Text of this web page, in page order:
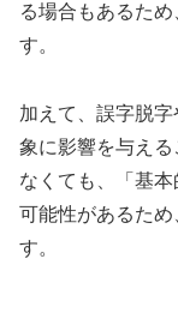
る場合もあるた
す。
加えて、誤字脱
象に影響を与え
なくても、「基
可能性があるた
す。